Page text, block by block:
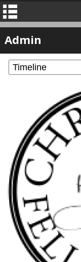
Admin